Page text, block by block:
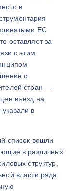
в
ЕС
оставляет за
с этим
о
стран —
въезд на
в
список вошли
в различных
структур,
власти ряда